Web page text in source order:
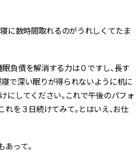
に数時間取れるのがうれしくてたま
負債を解消する力は０ですし、長す
で深い眠りが得られないように机に
にしてください。これで午後のパフォ
を３日続けてみて。とはいえ、お仕
って。